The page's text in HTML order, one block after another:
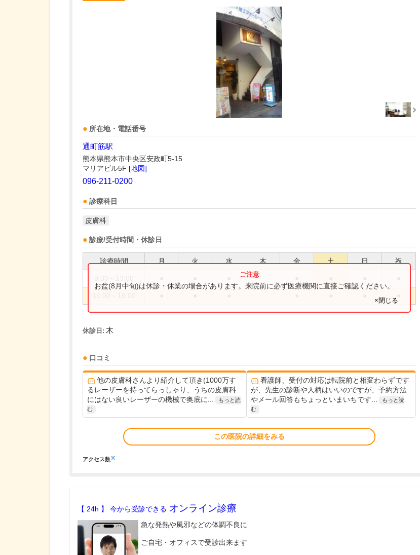
所在地・電話番号
通町筋駅
熊本県熊本市中央区安政町5-15
マリアビル5F [地図]
096-211-0200
診療科目
皮膚科
診療/受付時間・休診日
診療時間 月 火 水 木 金 土 日 祝
お盆(8月中旬)は休診・休業の場合があります。来院前に必ず医療機関に直接ご確認ください。
×閉じる
休診日: 木
口コミ
他の皮膚科さんより紹介して頂き(1000万す
るレーザーを持ってらっしゃり、うちの皮膚科
にはない良いレーザーの機械で奥底に...
もっと読
む
看護師、受付の対応は転院前と相変わらずです
が、先生の診断や人柄はいいのですが、予約方法
やメール回答もちょっといまいちです...
もっと読
む
この医院の詳細をみる
アクセス数※
【 24h 】 今から受診できる オンライン診療
急な発熱や風邪などの体調不良に
ご自宅・オフィスで受診出来ます